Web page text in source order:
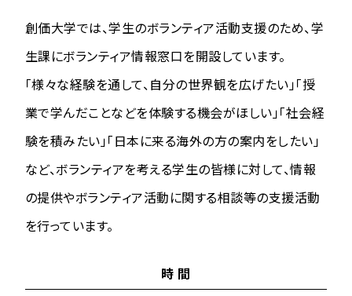
創価大学では、学生のボランティア活動支援のため、学
生課にボランティア情報窓口を開設しています。
「様々な経験を通して、自分の世界観を広げたい」「授
業で学んだことなどを体験する機会がほしい」「社会経
験を積みたい」「日本に来る海外の方の案内をしたい」
など、ボランティアを考える学生の皆様に対して、情報
の提供やボランティア活動に関する相談等の支援活動
を行っています。
時 間